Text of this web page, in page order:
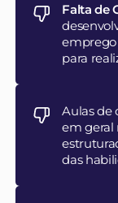
Falta de
emprego
para
Aulas de
em geral
das